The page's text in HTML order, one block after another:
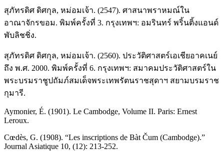
สุภัทรดิศ ดิศกุล, หม่อมเจ้า. (2547). ศาสนาพราหมณ์ใน
อาณาจักรขอม. พิมพ์ครั้งที่ 3. กรุงเทพฯ: อมรินทร์ พริ้นติ้งแอนด์
พับลิชชิ่ง.
สุภัทรดิศ ดิศกุล, หม่อมเจ้า. (2560). ประวัติศาสตร์เอเชียอาคเนย์
ถึง พ.ศ. 2000. พิมพ์ครั้งที่ 6. กรุงเทพฯ: สมาคมประวัติศาสตร์ใน
พระบรมราชูปถัมภ์สมเด็จพระเทพรัตนราชสุดาฯ สยามบรมราช
กุมารี.
Aymonier, É. (1901). Le Cambodge, Volume II. Paris: Ernest
Leroux.
Cœdès, G. (1908). “Les inscriptions de Bàt Čum (Cambodge).”
Journal Asiatique 10, (12): 213-252.